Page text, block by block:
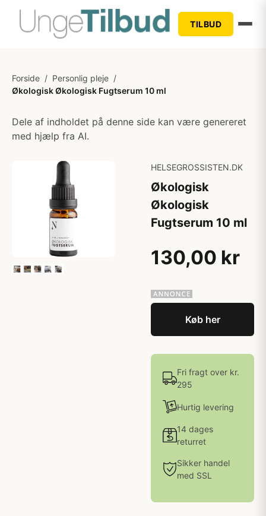
TILBUD
Forside / Personlig pleje /
Økologisk Økologisk Fugtserum 10 ml
Dele af indholdet på denne side kan være genereret
med hjælp fra AI.
HELSEGROSSISTEN.DK
Økologisk
Økologisk
Fugtserum 10 ml
130,00 kr
Køb her
Fri fragt over kr.
295
Hurtig levering
14 dages
returret
Sikker handel
med SSL